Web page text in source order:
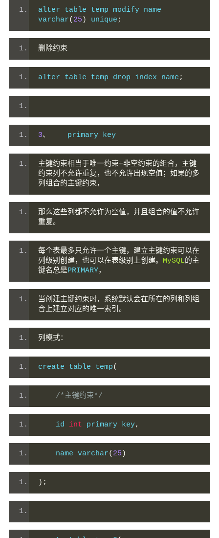
alter table temp modify name
varchar( 25 ) unique ;
删除约束
alter table temp drop index name ;
3、
    primary key
主键约束相当于唯一约束+非空约束的组合，主键
约束列不允许重复，也不允许出现空值；如果的多
列组合的主键约束，
那么这些列都不允许为空值，并且组合的值不允许
重复。
每个表最多只允许一个主键，建立主键约束可以在
列级别创建，也可以在表级别上创建。 MySQL的主
键名总是PRIMARY，
当创建主键约束时，系统默认会在所在的列和列组
合上建立对应的唯一索引。
列模式：
create table temp(
/*主键约束*/
    id
int primary key,
    name varchar
( 25 )
);